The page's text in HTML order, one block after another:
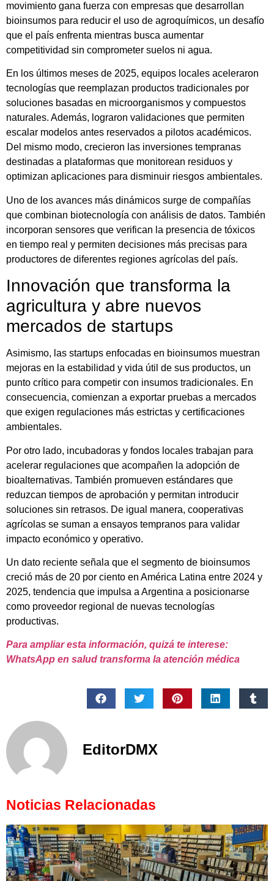
movimiento gana fuerza con empresas que desarrollan
bioinsumos para reducir el uso de agroquímicos, un desafío
que el país enfrenta mientras busca aumentar
competitividad sin comprometer suelos ni agua.
En los últimos meses de 2025, equipos locales aceleraron
tecnologías que reemplazan productos tradicionales por
soluciones basadas en microorganismos y compuestos
naturales. Además, lograron validaciones que permiten
escalar modelos antes reservados a pilotos académicos.
Del mismo modo, crecieron las inversiones tempranas
destinadas a plataformas que monitorean residuos y
optimizan aplicaciones para disminuir riesgos ambientales.
Uno de los avances más dinámicos surge de compañías
que combinan biotecnología con análisis de datos. También
incorporan sensores que verifican la presencia de tóxicos
en tiempo real y permiten decisiones más precisas para
productores de diferentes regiones agrícolas del país.
Innovación que transforma la
agricultura y abre nuevos
mercados de startups
Asimismo, las startups enfocadas en bioinsumos muestran
mejoras en la estabilidad y vida útil de sus productos, un
punto crítico para competir con insumos tradicionales. En
consecuencia, comienzan a exportar pruebas a mercados
que exigen regulaciones más estrictas y certificaciones
ambientales.
Por otro lado, incubadoras y fondos locales trabajan para
acelerar regulaciones que acompañen la adopción de
bioalternativas. También promueven estándares que
reduzcan tiempos de aprobación y permitan introducir
soluciones sin retrasos. De igual manera, cooperativas
agrícolas se suman a ensayos tempranos para validar
impacto económico y operativo.
Un dato reciente señala que el segmento de bioinsumos
creció más de 20 por ciento en América Latina entre 2024 y
2025, tendencia que impulsa a Argentina a posicionarse
como proveedor regional de nuevas tecnologías
productivas.
Para ampliar esta información, quizá te interese:
WhatsApp en salud transforma la atención médica
EditorDMX
Noticias Relacionadas